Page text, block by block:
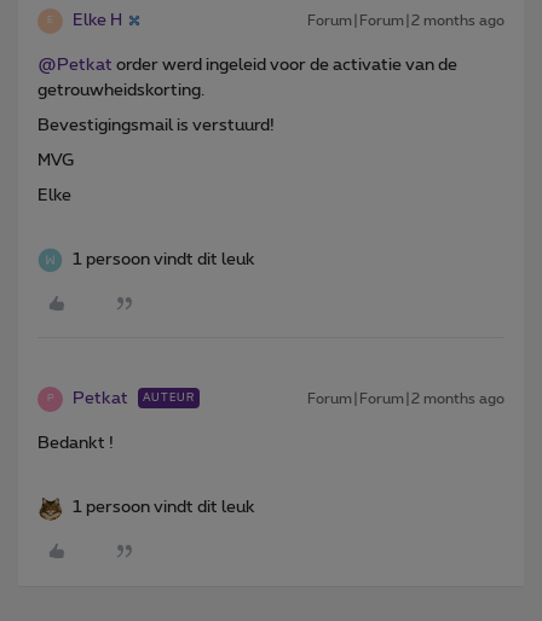
E Elke H Forum|Forum|2 months ago
@Petkat order werd ingeleid voor de activatie van de
getrouwheidskorting.
Bevestigingsmail is verstuurd!
MVG
Elke
1 persoon vindt dit leuk
P Petkat AUTEUR Forum|Forum|2 months ago
Bedankt !
1 persoon vindt dit leuk